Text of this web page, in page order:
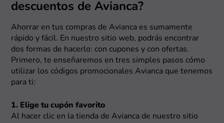
descuentos de Avianca?
Ahorrar en tus compras de Avianca es sumamente
rápido y fácil. En nuestro sitio web, podrás encontrar
dos formas de hacerlo: con cupones y con ofertas.
Primero, te enseñaremos en tres simples pasos cómo
utilizar los códigos promocionales Avianca que tenemos
para ti:
1. Elige tu cupón favorito
Al hacer clic en la tienda de Avianca de nuestro sitio